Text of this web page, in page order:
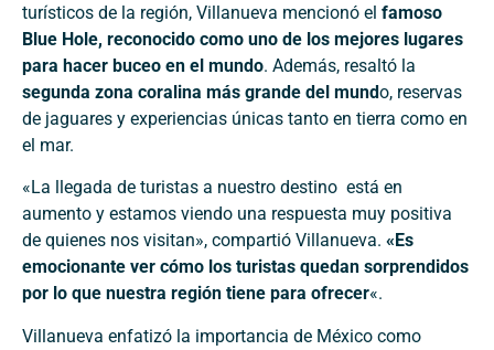
turísticos de la región, Villanueva mencionó el famoso
Blue Hole, reconocido como uno de los mejores lugares
para hacer buceo en el mundo. Además, resaltó la
segunda zona coralina más grande del mundo, reservas
de jaguares y experiencias únicas tanto en tierra como en
el mar.
«La llegada de turistas a nuestro destino está en
aumento y estamos viendo una respuesta muy positiva
de quienes nos visitan», compartió Villanueva. «Es
emocionante ver cómo los turistas quedan sorprendidos
por lo que nuestra región tiene para ofrecer«.
Villanueva enfatizó la importancia de México como